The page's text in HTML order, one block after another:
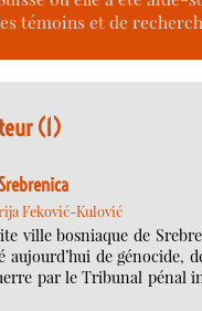
témoins et de
(1)
Feković-Kulović
ville bosniaque de
aujourd’hui de
par le Tribunal pénal